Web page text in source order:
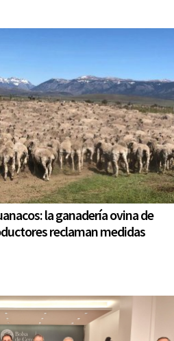
la ganadería ovina de
reclaman medidas